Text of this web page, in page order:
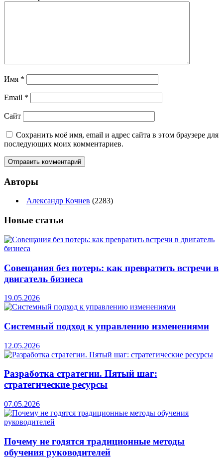
Имя *
Email *
Сайт
Сохранить моё имя, email и адрес сайта в этом браузере для
последующих моих комментариев.
Авторы
Александр Кочнев (2283)
Новые статьи
Совещания без потерь: как превратить встречи в
двигатель бизнеса
19.05.2026
Системный подход к управлению изменениями
12.05.2026
Разработка стратегии. Пятый шаг:
стратегические ресурсы
07.05.2026
Почему не годятся традиционные методы
обучения руководителей